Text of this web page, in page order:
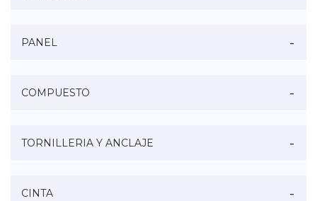
PANEL
COMPUESTO
TORNILLERIA Y ANCLAJE
CINTA